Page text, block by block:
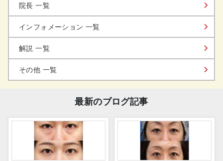
院長 一覧
インフォメーション 一覧
解説 一覧
その他 一覧
最新のブログ記事